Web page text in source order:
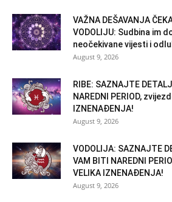
VAŽNA DEŠAVANJA
VODOLIJU: Sudbina im
neočekivane vijesti i
August 9, 2026
RIBE: SAZNAJTE
NAREDNI PERIOD,
IZNENAĐENJA!
August 9, 2026
VODOLIJA: SAZNAJTE
VAM BITI NAREDNI
VELIKA IZNENAĐENJA!
August 9, 2026